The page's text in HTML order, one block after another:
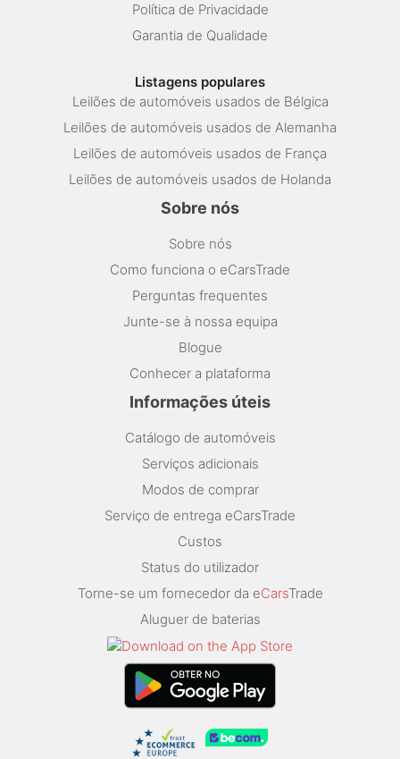
Política de Privacidade
Garantia de Qualidade
Listagens populares
Leilões de automóveis usados de Bélgica
Leilões de automóveis usados de Alemanha
Leilões de automóveis usados de França
Leilões de automóveis usados de Holanda
Sobre nós
Sobre nós
Como funciona o eCarsTrade
Perguntas frequentes
Junte-se à nossa equipa
Blogue
Conhecer a plataforma
Informações úteis
Catálogo de automóveis
Serviços adicionais
Modos de comprar
Serviço de entrega eCarsTrade
Custos
Status do utilizador
Torne-se um fornecedor da eCarsTrade
Aluguer de baterias